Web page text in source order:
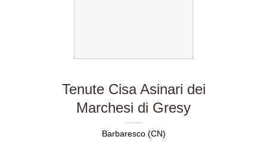
Tenute Cisa Asinari dei
Marchesi di Gresy
Barbaresco (CN)